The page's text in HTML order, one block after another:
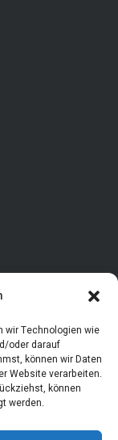
wir Technologien wie
oder darauf
können wir Daten
Website verarbeiten.
können
werden.